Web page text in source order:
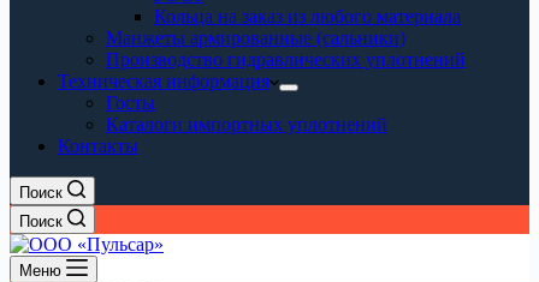
Кольца на заказ из любого материала
Манжеты армированные (сальники)
Производство гидравлических уплотнений
Техническая информация
Госты
Каталоги импортных уплотнений
Контакты
Поиск
Поиск
Меню